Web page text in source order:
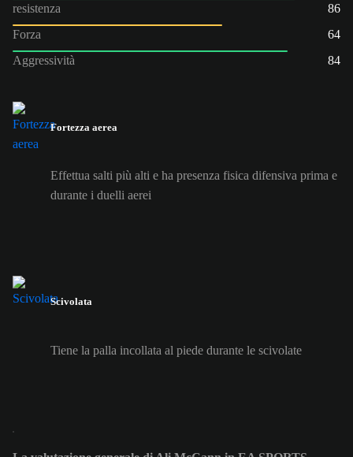
resistenza
86
Forza
64
Aggressività
84
Fortezza aerea
Effettua salti più alti e ha presenza fisica difensiva prima e
durante i duelli aerei
Scivolata
Tiene la palla incollata al piede durante le scivolate